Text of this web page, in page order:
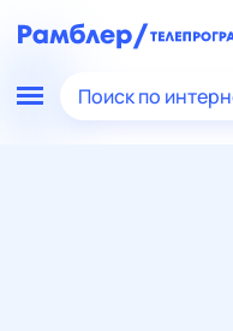
Поиск по